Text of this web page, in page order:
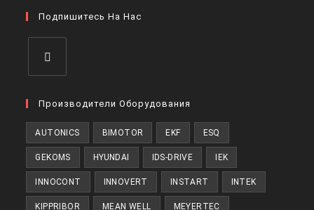
вкладке
новой
Подпишитесь На Нас
в
вкладке
Производители Оборудования
AUTONICS BIMOTOR EKF ESQ
GEKOMS HYUNDAI IDS-DRIVE IEK
INNOCONT INNOVERT INSTART INTEK
KIPPRIBOR MEAN WELL MEYERTEC